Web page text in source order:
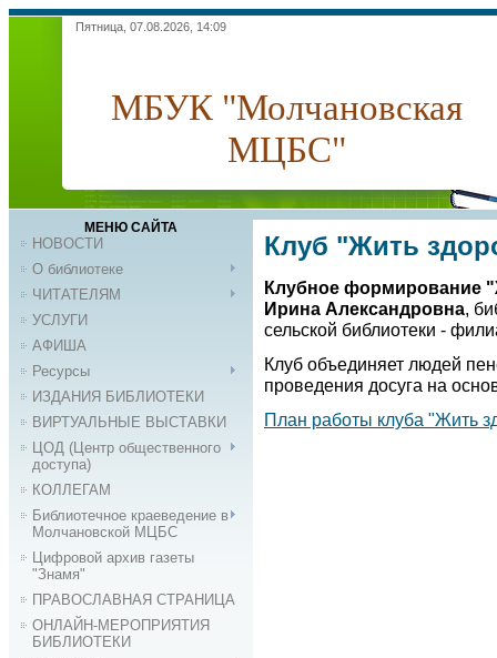
Пятница, 07.08.2026, 14:09
МБУК "Молчановская
МЦБС"
МЕНЮ САЙТА
НОВОСТИ
О библиотеке
ЧИТАТЕЛЯМ
УСЛУГИ
АФИША
Ресурсы
ИЗДАНИЯ БИБЛИОТЕКИ
ВИРТУАЛЬНЫЕ ВЫСТАВКИ
ЦОД (Центр общественного
доступа)
КОЛЛЕГАМ
Библиотечное краеведение в
Молчановской МЦБС
Цифровой архив газеты
"Знамя"
ПРАВОСЛАВНАЯ СТРАНИЦА
ОНЛАЙН-МЕРОПРИЯТИЯ
БИБЛИОТЕКИ
Клуб "Жить
Клубное формирование
Ирина Александровна,
сельской библиотеки -
Клуб объединяет людей
проведения досуга на
План работы клуба "Жить